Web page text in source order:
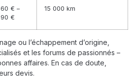
60 € –
90 €
15 000 km
ou l’échappement d’origine,
et les forums de passionnés –
affaires. En cas de doute,
devis.